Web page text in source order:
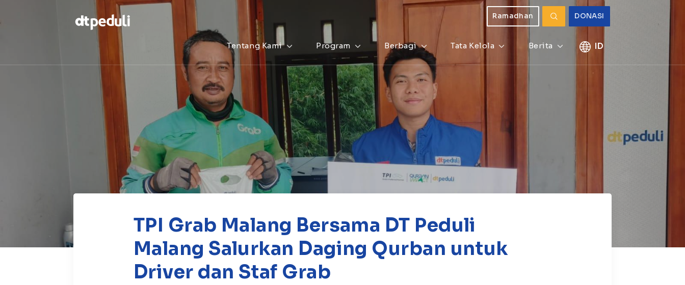
berbagai
DONASI
Ramadhan
Tentang Kami Program Berbagi Tata Kelola Berita ID
TPI Grab Malang Bersama DT Peduli
Malang Salurkan Daging Qurban untuk
Driver dan Staf Grab